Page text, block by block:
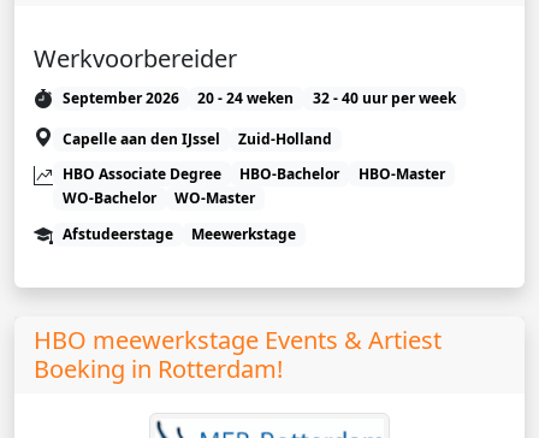
Werkvoorbereider
September 2026 20 - 24 weken
32 - 40 uur per week
Capelle aan den IJssel
Zuid-Holland
HBO Associate Degree
HBO-Bachelor
HBO-Master
WO-Bachelor
WO-Master
Afstudeerstage
Meewerkstage
HBO meewerkstage Events & Artiest
Boeking in Rotterdam!